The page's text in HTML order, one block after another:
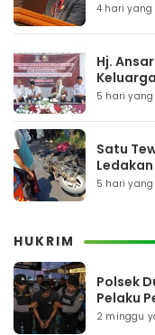
4 hari yang
Hj.
5 hari
Satu
5 hari
HUKRIM
Polsek
Pelaku
2 minggu